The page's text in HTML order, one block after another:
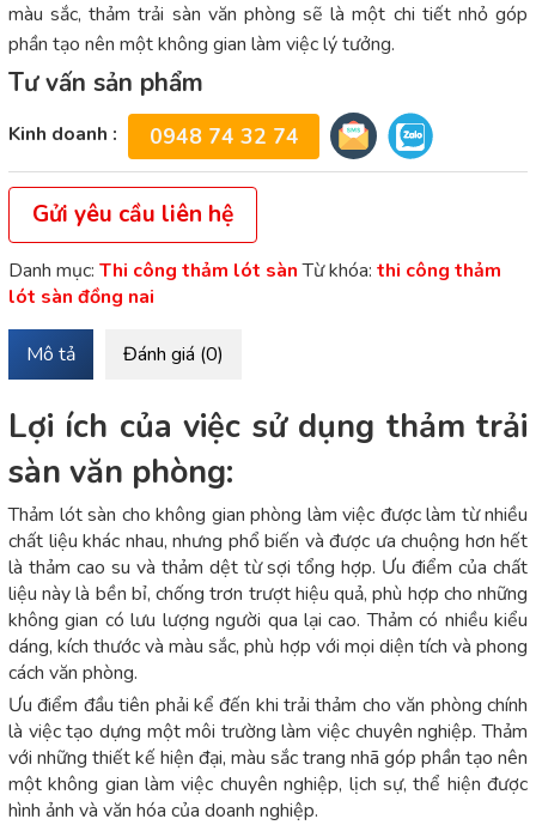
màu sắc, thảm trải sàn văn phòng sẽ là một chi tiết nhỏ góp
phần tạo nên một không gian làm việc lý tưởng.
Tư vấn sản phẩm
Kinh doanh : 0948 74 32 74
Gửi yêu cầu liên hệ
Danh mục: Thi công thảm lót sàn Từ khóa: thi công thảm
lót sàn đồng nai
Mô tả Đánh giá (0)
Lợi ích của việc sử dụng thảm trải
sàn văn phòng:
Thảm lót sàn cho không gian phòng làm việc được làm từ nhiều
chất liệu khác nhau, nhưng phổ biến và được ưa chuộng hơn hết
là thảm cao su và thảm dệt từ sợi tổng hợp. Ưu điểm của chất
liệu này là bền bỉ, chống trơn trượt hiệu quả, phù hợp cho những
không gian có lưu lượng người qua lại cao. Thảm có nhiều kiểu
dáng, kích thước và màu sắc, phù hợp với mọi diện tích và phong
cách văn phòng.
Ưu điểm đầu tiên phải kể đến khi trải thảm cho văn phòng chính
là việc tạo dựng một môi trường làm việc chuyên nghiệp. Thảm
với những thiết kế hiện đại, màu sắc trang nhã góp phần tạo nên
một không gian làm việc chuyên nghiệp, lịch sự, thể hiện được
hình ảnh và văn hóa của doanh nghiệp.